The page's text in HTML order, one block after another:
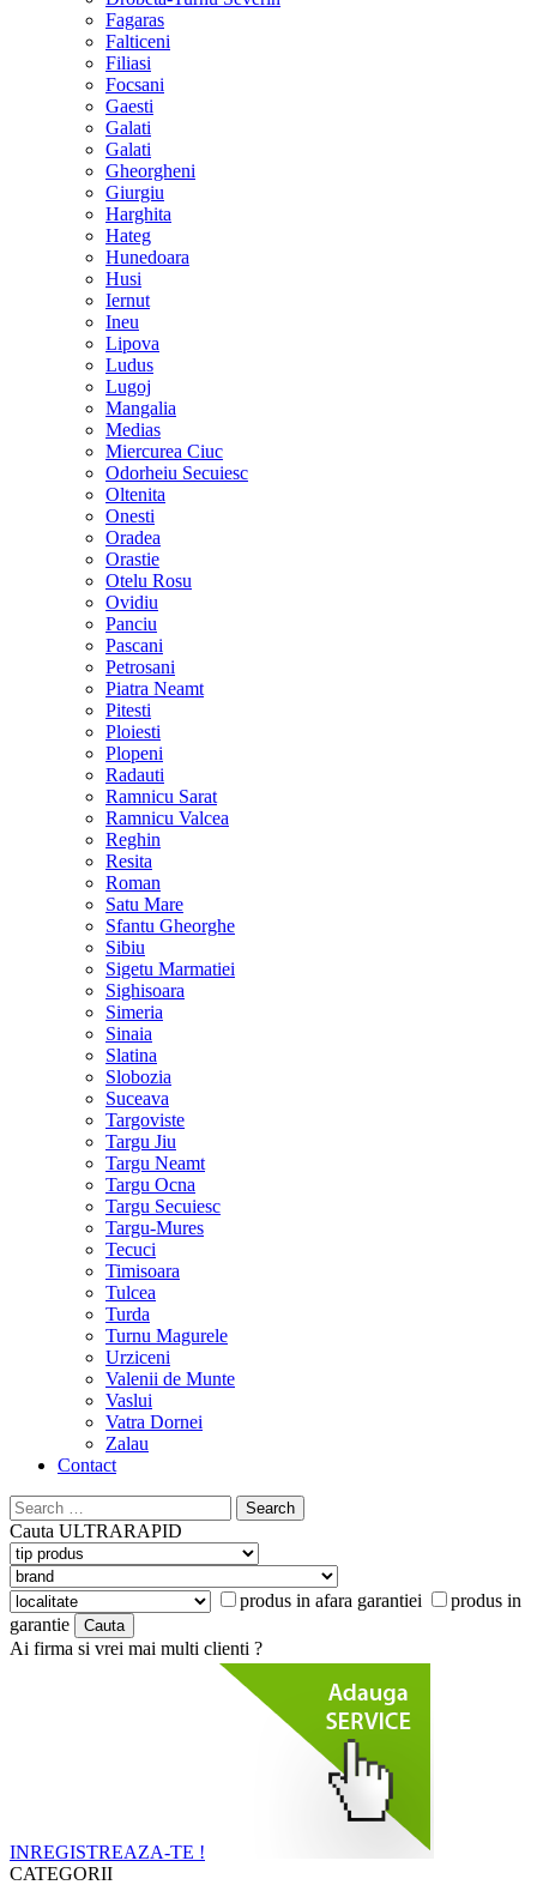
Fagaras
Falticeni
Filiasi
Focsani
Gaesti
Galati
Galati
Gheorgheni
Giurgiu
Harghita
Hateg
Hunedoara
Husi
Iernut
Ineu
Lipova
Ludus
Lugoj
Mangalia
Medias
Miercurea Ciuc
Odorheiu Secuiesc
Oltenita
Onesti
Oradea
Orastie
Otelu Rosu
Ovidiu
Panciu
Pascani
Petrosani
Piatra Neamt
Pitesti
Ploiesti
Plopeni
Radauti
Ramnicu Sarat
Ramnicu Valcea
Reghin
Resita
Roman
Satu Mare
Sfantu Gheorghe
Sibiu
Sigetu Marmatiei
Sighisoara
Simeria
Sinaia
Slatina
Slobozia
Suceava
Targoviste
Targu Jiu
Targu Neamt
Targu Ocna
Targu Secuiesc
Targu-Mures
Tecuci
Timisoara
Tulcea
Turda
Turnu Magurele
Urziceni
Valenii de Munte
Vaslui
Vatra Dornei
Zalau
Contact
Search
for:
Cauta ULTRARAPID
produs in afara garantiei
produs in
garantie
Ai firma si vrei mai multi clienti ?
INREGISTREAZA-TE !
CATEGORII